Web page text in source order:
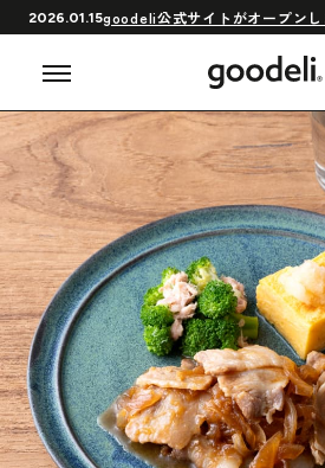
2026.01.15goodeli公式サイトがオープンし
会員制度について